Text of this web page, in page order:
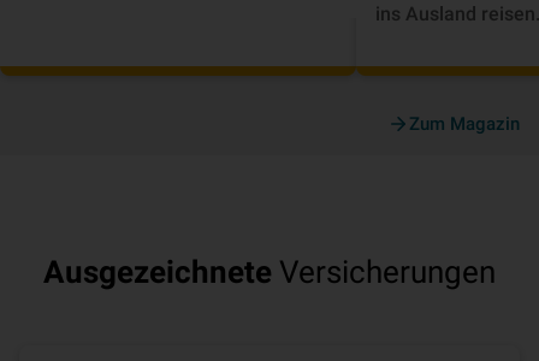
ins Ausland reisen.
Zum Magazin
Ausgezeichnete Versicherungen